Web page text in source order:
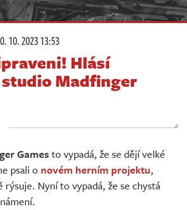
10. 2023 13:53
Hlásí
Madfinger
Games to vypadá, že se dějí velké
psali o novém herním projektu,
rýsuje. Nyní to vypadá, že se chystá